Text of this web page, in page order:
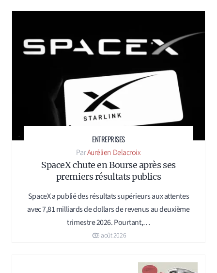
ENTREPRISES
Aurélien Delacroix
SpaceX chute en Bourse après ses
premiers résultats publics
SpaceX a publié des résultats supérieurs aux attentes
avec 7,81 milliards de dollars de revenus au deuxième
trimestre 2026. Pourtant,…
5 août 2026